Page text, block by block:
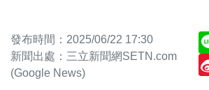
發布時間：2025/06/22 17:30
新聞出處：三立新聞網SETN.com
(Google News)